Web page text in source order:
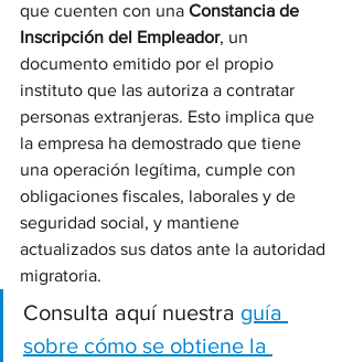
que cuenten con una Constancia de
Inscripción del Empleador, un
documento emitido por el propio
instituto que las autoriza a contratar
personas extranjeras. Esto implica que
la empresa ha demostrado que tiene
una operación legítima, cumple con
obligaciones fiscales, laborales y de
seguridad social, y mantiene
actualizados sus datos ante la autoridad
migratoria.
Consulta aquí nuestra guía
sobre cómo se obtiene la